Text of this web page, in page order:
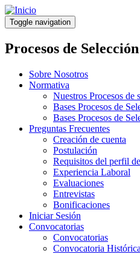
Pasar
al
contenido
principal
Toggle navigation
Procesos de Selección
Sobre Nosotros
Normativa
Nuestros Procesos de
Bases Procesos de
Bases Procesos de
Preguntas Frecuentes
Creación de cuenta
Postulación
Requisitos del perfil
Experiencia Laboral
Evaluaciones
Entrevistas
Bonificaciones
Iniciar Sesión
Convocatorias
Convocatorias
Convocatoria Histórica